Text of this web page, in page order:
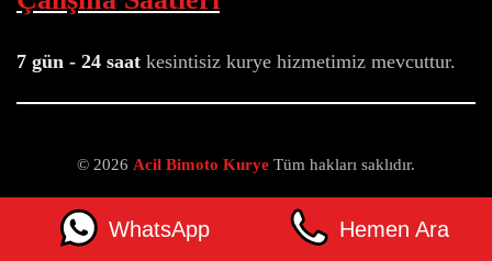
7 gün - 24 saat kesintisiz kurye hizmetimiz mevcuttur.
© 2026 Acil Bimoto Kurye Tüm hakları saklıdır.
WordPress
ile güçlendirilmiştir
WhatsApp Hemen Ara